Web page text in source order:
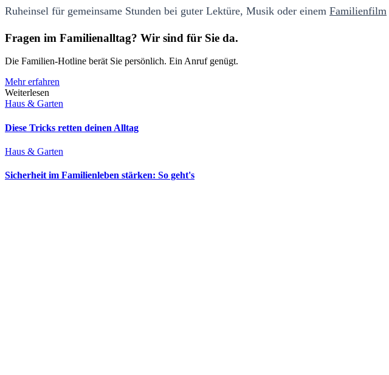
Ruheinsel für gemeinsame Stunden bei guter Lektüre, Musik oder einem Familienfilm
Fragen im Familienalltag? Wir sind für Sie da.
Die Familien-Hotline berät Sie persönlich. Ein Anruf genügt.
Mehr erfahren
Weiterlesen
Haus & Garten
Diese Tricks retten deinen Alltag
Haus & Garten
Sicherheit im Familienleben stärken: So geht's